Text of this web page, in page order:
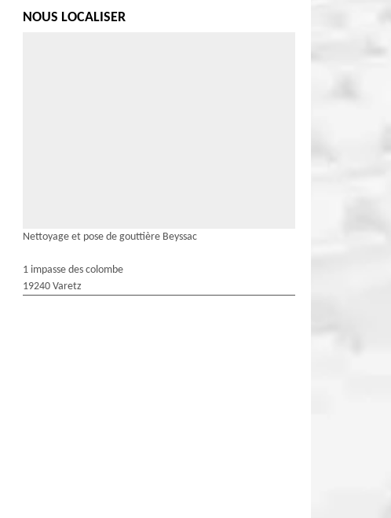
NOUS LOCALISER
Nettoyage et pose de gouttière Beyssac
1 impasse des colombe
19240 Varetz